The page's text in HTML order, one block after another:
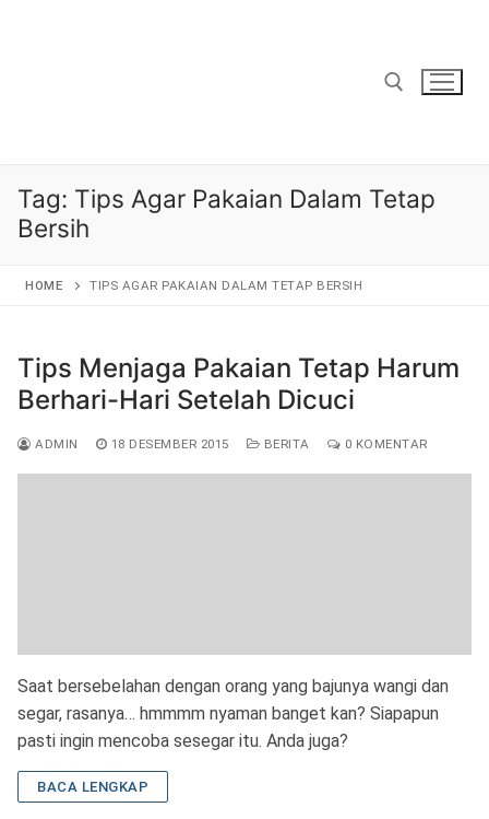
Tag: Tips Agar Pakaian Dalam Tetap
Bersih
HOME TIPS AGAR PAKAIAN DALAM TETAP BERSIH
Tips Menjaga Pakaian Tetap Harum
Berhari-Hari Setelah Dicuci
ADMIN 18 DESEMBER 2015 BERITA 0 KOMENTAR
Saat bersebelahan dengan orang yang bajunya wangi dan
segar, rasanya… hmmmm nyaman banget kan? Siapapun
pasti ingin mencoba sesegar itu. Anda juga?
BACA LENGKAP